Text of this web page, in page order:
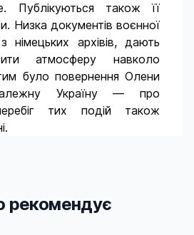
Публікуються також її
Низка документів воєнної
німецьких архівів, дають
атмосферу навколо
було повернення Олени
Україну — про
тих подій також
рекомендує